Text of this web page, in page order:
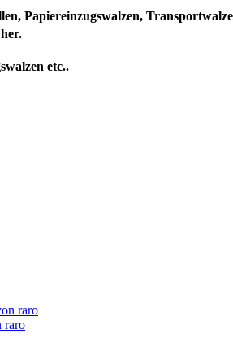
Papiereinzugswalzen,
etc..
raro